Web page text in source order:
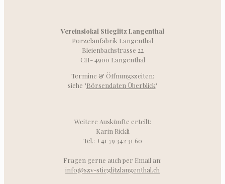
Vereinslokal Stieglitz Langenthal
Porzelanfabrik Langenthal
Bleienbachstrasse 22
CH- 4900 Langenthal
Termine & Öffnungszeiten:
siehe "Börsendaten Überblick"
Weitere Auskünfte erteilt:
Karin Rickli
Tel.: +41 79 342 31 60
Fragen gerne auch per Email an:
info@szv-stieglitzlangenthal.ch